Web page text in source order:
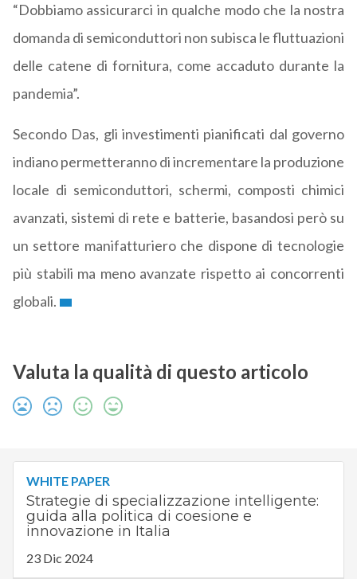
“Dobbiamo assicurarci in qualche modo che la nostra
domanda di semiconduttori non subisca le fluttuazioni
delle catene di fornitura, come accaduto durante la
pandemia”.
Secondo Das, gli investimenti pianificati dal governo
indiano permetteranno di incrementare la produzione
locale di semiconduttori, schermi, composti chimici
avanzati, sistemi di rete e batterie, basandosi però su
un settore manifatturiero che dispone di tecnologie
più stabili ma meno avanzate rispetto ai concorrenti
globali.
Valuta la qualità di questo articolo
WHITE PAPER
Strategie di specializzazione intelligente:
guida alla politica di coesione e
innovazione in Italia
23 Dic 2024